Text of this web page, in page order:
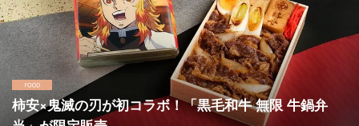
柿安×鬼滅の刃が初コラボ！「黒毛和牛 無限 牛鍋弁